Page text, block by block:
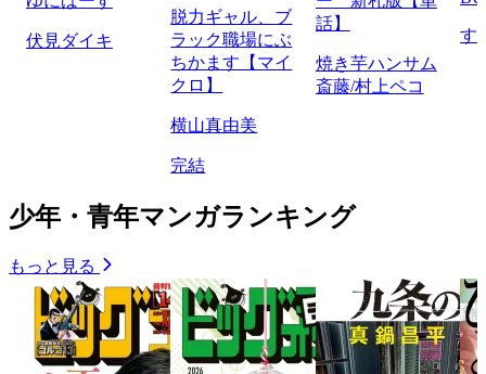
伏見ダイキ
脱力ギャル、ブ
ラック職場にぶ
ちかます【マイ
クロ】
横山真由美
完結
話】
焼き芋ハンサム
斎藤/村上ペコ
す
少年・青年マンガランキング
もっと見る